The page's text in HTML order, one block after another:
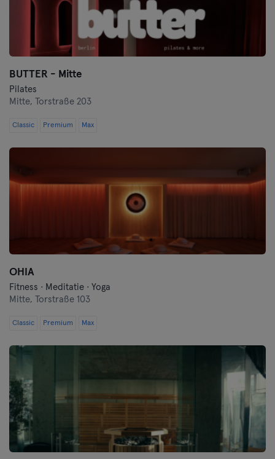
BUTTER - Mitte
Pilates
Mitte,
Torstraße 203
Classic Premium Max
OHIA
Fitness · Meditatie · Yoga
Mitte,
Torstraße 103
Classic Premium Max